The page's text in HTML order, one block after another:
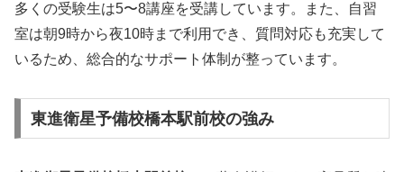
多くの受験生は5〜8講座を受講しています。また、自習
室は朝9時から夜10時まで利用でき、質問対応も充実して
いるため、総合的なサポート体制が整っています。
東進衛星予備校橋本駅前校の強み